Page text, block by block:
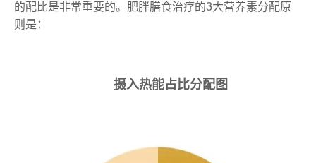
的配比是非常重要的。肥胖膳食治疗的3大营养素分配原
则是：
摄入热能占比分配图